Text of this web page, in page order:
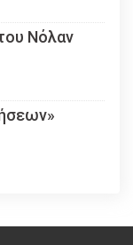
Νόλαν